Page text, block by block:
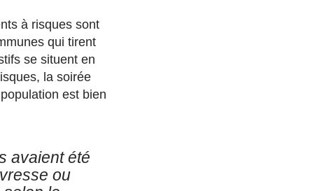
à risques sont
qui tirent
se situent en
la soirée
est bien
avaient été
ou